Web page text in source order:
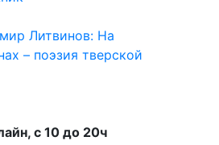
Литвинов: На
– поэзия тверской
с 10 до 20ч